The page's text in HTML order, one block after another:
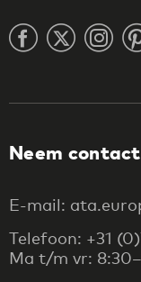
Neem
E-mail:
Telefoon: +31
Ma t/m vr: